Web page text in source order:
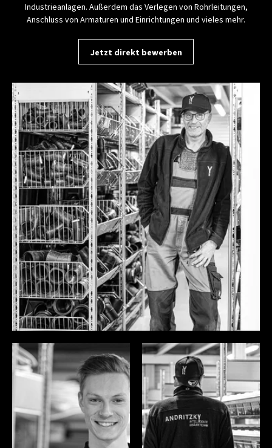
Industrieanlagen. Außerdem das Verlegen von Rohrleitungen,
Anschluss von Armaturen und Einrichtungen und vieles mehr.
Jetzt direkt bewerben